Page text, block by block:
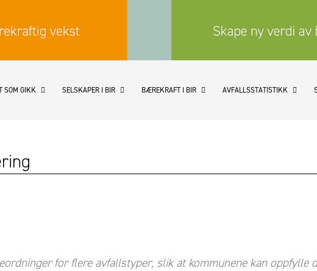
SOM GIKK SELSKAPER I BIR BÆREKRAFT I BIR AVFALLSSTATISTIKK
for flere avfallstyper, slik at kommunene kan oppfylle